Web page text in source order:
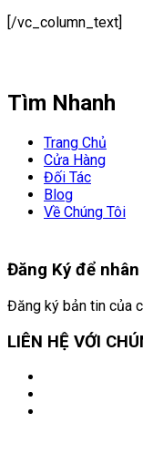
[/vc_column_text]
Tìm Nhanh
Trang Chủ
Cửa Hàng
Đối Tác
Blog
Về Chúng Tôi
Đăng Ký để nhân
Đăng ký bản tin của
LIÊN HỆ VỚI